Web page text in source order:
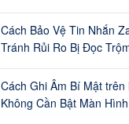
Cách Bảo Vệ Tin Nhắn
Tránh Rủi Ro Bị Đọc
Cách Ghi Âm Bí Mật trên
Không Cần Bật Màn Hình